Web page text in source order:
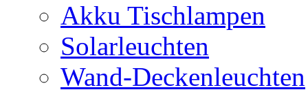
Akku Tischlampen
Solarleuchten
Wand-Deckenleuchten